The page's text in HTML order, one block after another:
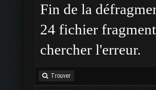
Fin de la
24 fichier
chercher l'erreur.
Trouver